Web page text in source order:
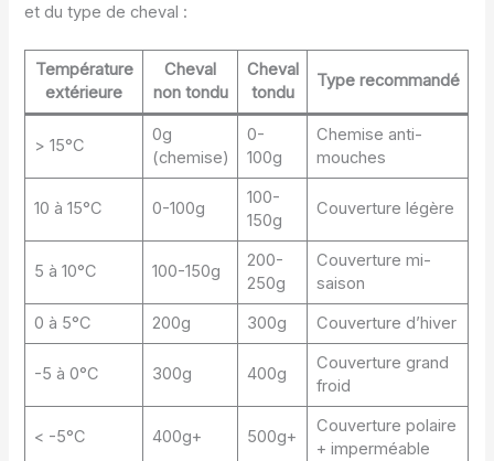
et du type de cheval :
Température
extérieure
Cheval
non tondu
Cheval
tondu
Type recommandé
> 15°C
0g
(chemise)
0-
100g
Chemise anti-
mouches
10 à 15°C 0-100g
100-
150g
Couverture légère
5 à 10°C 100-150g
200-
250g
Couverture mi-
saison
0 à 5°C
200g 300g Couverture d’hiver
-5 à 0°C 300g 400g
Couverture grand
froid
< -5°C 400g+ 500g+
Couverture polaire
+ imperméable